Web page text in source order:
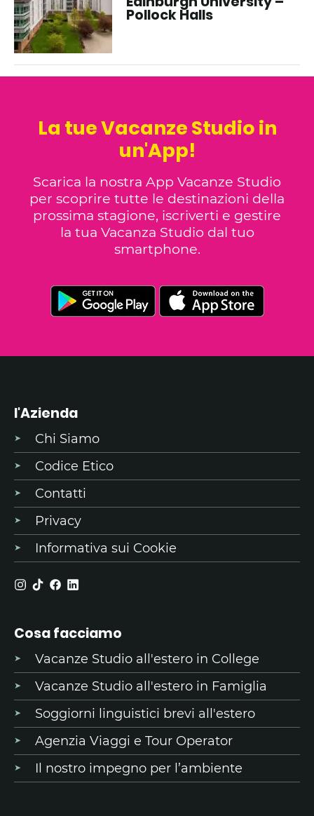
Pollock Halls
La tue Vacanze Studio in
un'App!
Scarica la nostra App Vacanze Studio
per scoprire tutte le destinazioni della
prossima stagione, iscriverti e gestire
la tua Vacanza Studio dal tuo
smartphone.
l'Azienda
Chi Siamo
Codice Etico
Contatti
Privacy
Informativa sui Cookie
Cosa facciamo
Vacanze Studio all'estero in College
Vacanze Studio all'estero in Famiglia
Soggiorni linguistici brevi all'estero
Agenzia Viaggi e Tour Operator
Il nostro impegno per l’ambiente